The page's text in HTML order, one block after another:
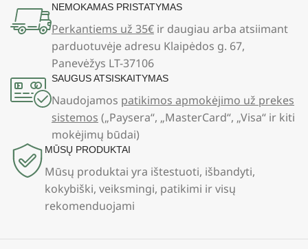
NEMOKAMAS PRISTATYMAS
Perkantiems už 35€ ir daugiau arba atsiimant
parduotuvėje adresu Klaipėdos g. 67,
Panevėžys LT-37106
SAUGUS ATSISKAITYMAS
Naudojamos patikimos apmokėjimo už prekes
sistemos („Paysera“, „MasterCard“, „Visa“ ir kiti
mokėjimų būdai)
MŪSŲ PRODUKTAI
Mūsų produktai yra ištestuoti, išbandyti,
kokybiški, veiksmingi, patikimi ir visų
rekomenduojami